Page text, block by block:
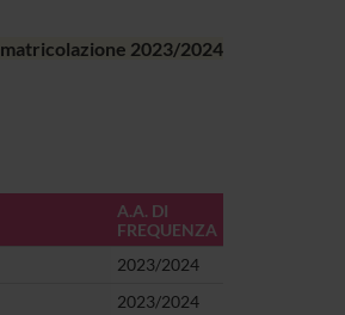
2023/2024
A.A. DI
FREQUENZA
2023/2024
2023/2024